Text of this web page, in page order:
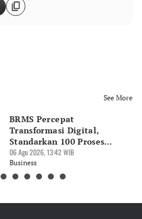
See More
BRMS Percepat
Transformasi Digital,
Standarkan 100 Proses
Bisnis
06 Agu 2026, 13:42 WIB
Business